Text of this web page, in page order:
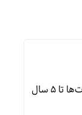
اینترنت در تسخیر ربات‌ها / ترافیک بات‌ها تا ۵ سال